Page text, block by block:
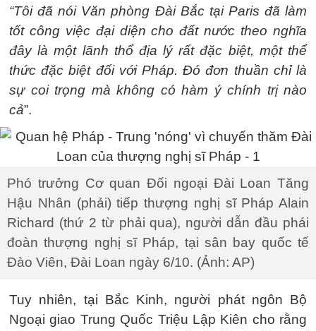
“Tôi đã nói Văn phòng Đài Bắc tại Paris đã làm
tốt công việc đại diện cho đất nước theo nghĩa
đây là một lãnh thổ địa lý rất đặc biệt, một thể
thức đặc biệt đối với Pháp. Đó đơn thuần chỉ là
sự coi trọng mà không có hàm ý chính trị nào
cả”.
Phó trưởng Cơ quan Đối ngoại Đài Loan Tăng
Hậu Nhân (phải) tiếp thượng nghị sĩ Pháp Alain
Richard (thứ 2 từ phải qua), người dẫn đầu phái
đoàn thượng nghị sĩ Pháp, tại sân bay quốc tế
Đào Viên, Đài Loan ngày 6/10. (Ảnh: AP)
Tuy nhiên, tại Bắc Kinh, người phát ngôn Bộ
Ngoại giao Trung Quốc Triệu Lập Kiên cho rằng